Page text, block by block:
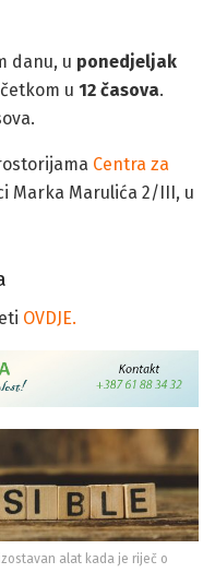
danu, u ponedjeljak
u 12 časova.
Centra za
Marka Marulića 2/III, u
OVDJE.
alat kada je riječ o